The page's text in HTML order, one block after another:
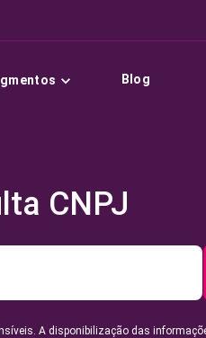
Blog
CNPJ
A disponibilização das